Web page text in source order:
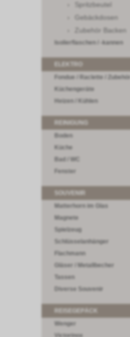
Spritzbeutel
Gebäckdosen
Zubehör Backen
Isolierflaschen / -kannen
Fondue / Raclette / Zubehör
Küchengeräte
Heizen / Kühlen
REINIGUNG
Boden
Küche
Bad / WC
Fenster
Matterhorn im Glas
Magnete
Spielzeug
Schlüsselanhänger
Flachmann
Gläser / Metallbecher
Tassen
Diverse Souvenir
REISEGEPÄCK
Wenger
Victorinox